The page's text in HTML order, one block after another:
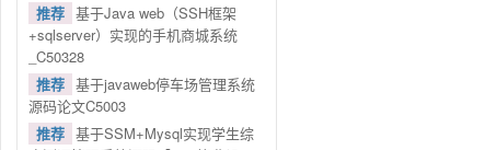
推荐 基于Java web（SSH框架
+sqlserver）实现的手机商城系统
_C50328
推荐 基于javaweb停车场管理系统
源码论文C5003
推荐 基于SSM+Mysql实现学生综